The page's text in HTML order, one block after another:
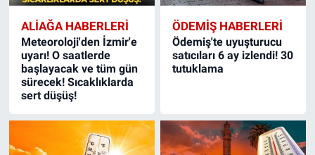
ALIAĞA HABERLERI
Meteoroloji'den İzmir'e
uyarı! O saatlerde
başlayacak ve tüm gün
sürecek! Sıcaklıklarda
sert düşüş!
ÖDEMIŞ HABERLERI
Ödemiş'te uyuşturucu
satıcıları 6 ay izlendi! 30
tutuklama